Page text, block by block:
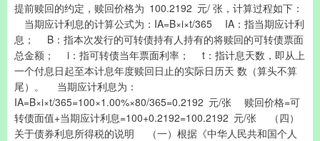
提前赎回的约定，赎回价格为 100.2192 元/ 张，计算过程如下：
当期应计利息的计算公式为：IA=B×i×t/365 IA：指当期应计利
息； B：指本次发行的可转债持有人持有的将赎回的可转债票面
总金额； i：指可转债当年票面利率； t：指计息天数，即从上
一个付息日起至本计息年度赎回日止的实际日历天 数（算头不算
尾）。 当期应计利息为：
IA=B×i×t/365=100×1.00%×80/365=0.2192 元/张 赎回价格=可
转债面值+当期应计利息=100+0.2192=100.2192 元/张 （四）
关于债券利息所得税的说明 （一）根据《中华人民共和国个人